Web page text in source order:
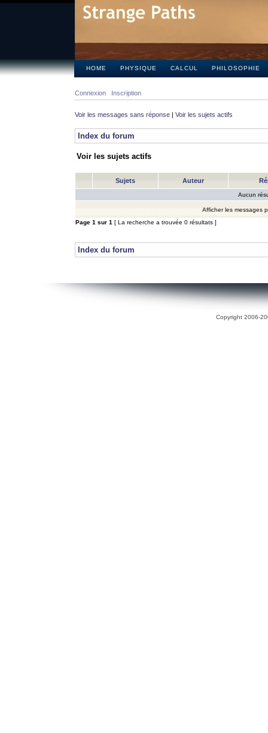
HOME PHYSIQUE CALCUL PHILOSOPHIE
Connexion Inscription
Voir les messages sans réponse | Voir les sujets actifs
Index du forum
Voir les sujets actifs
Sujets Auteur
Aucun
Afficher les messages
Page 1 sur 1 [ La recherche a trouvée 0 résultats ]
Index du forum
Copyright 2006-